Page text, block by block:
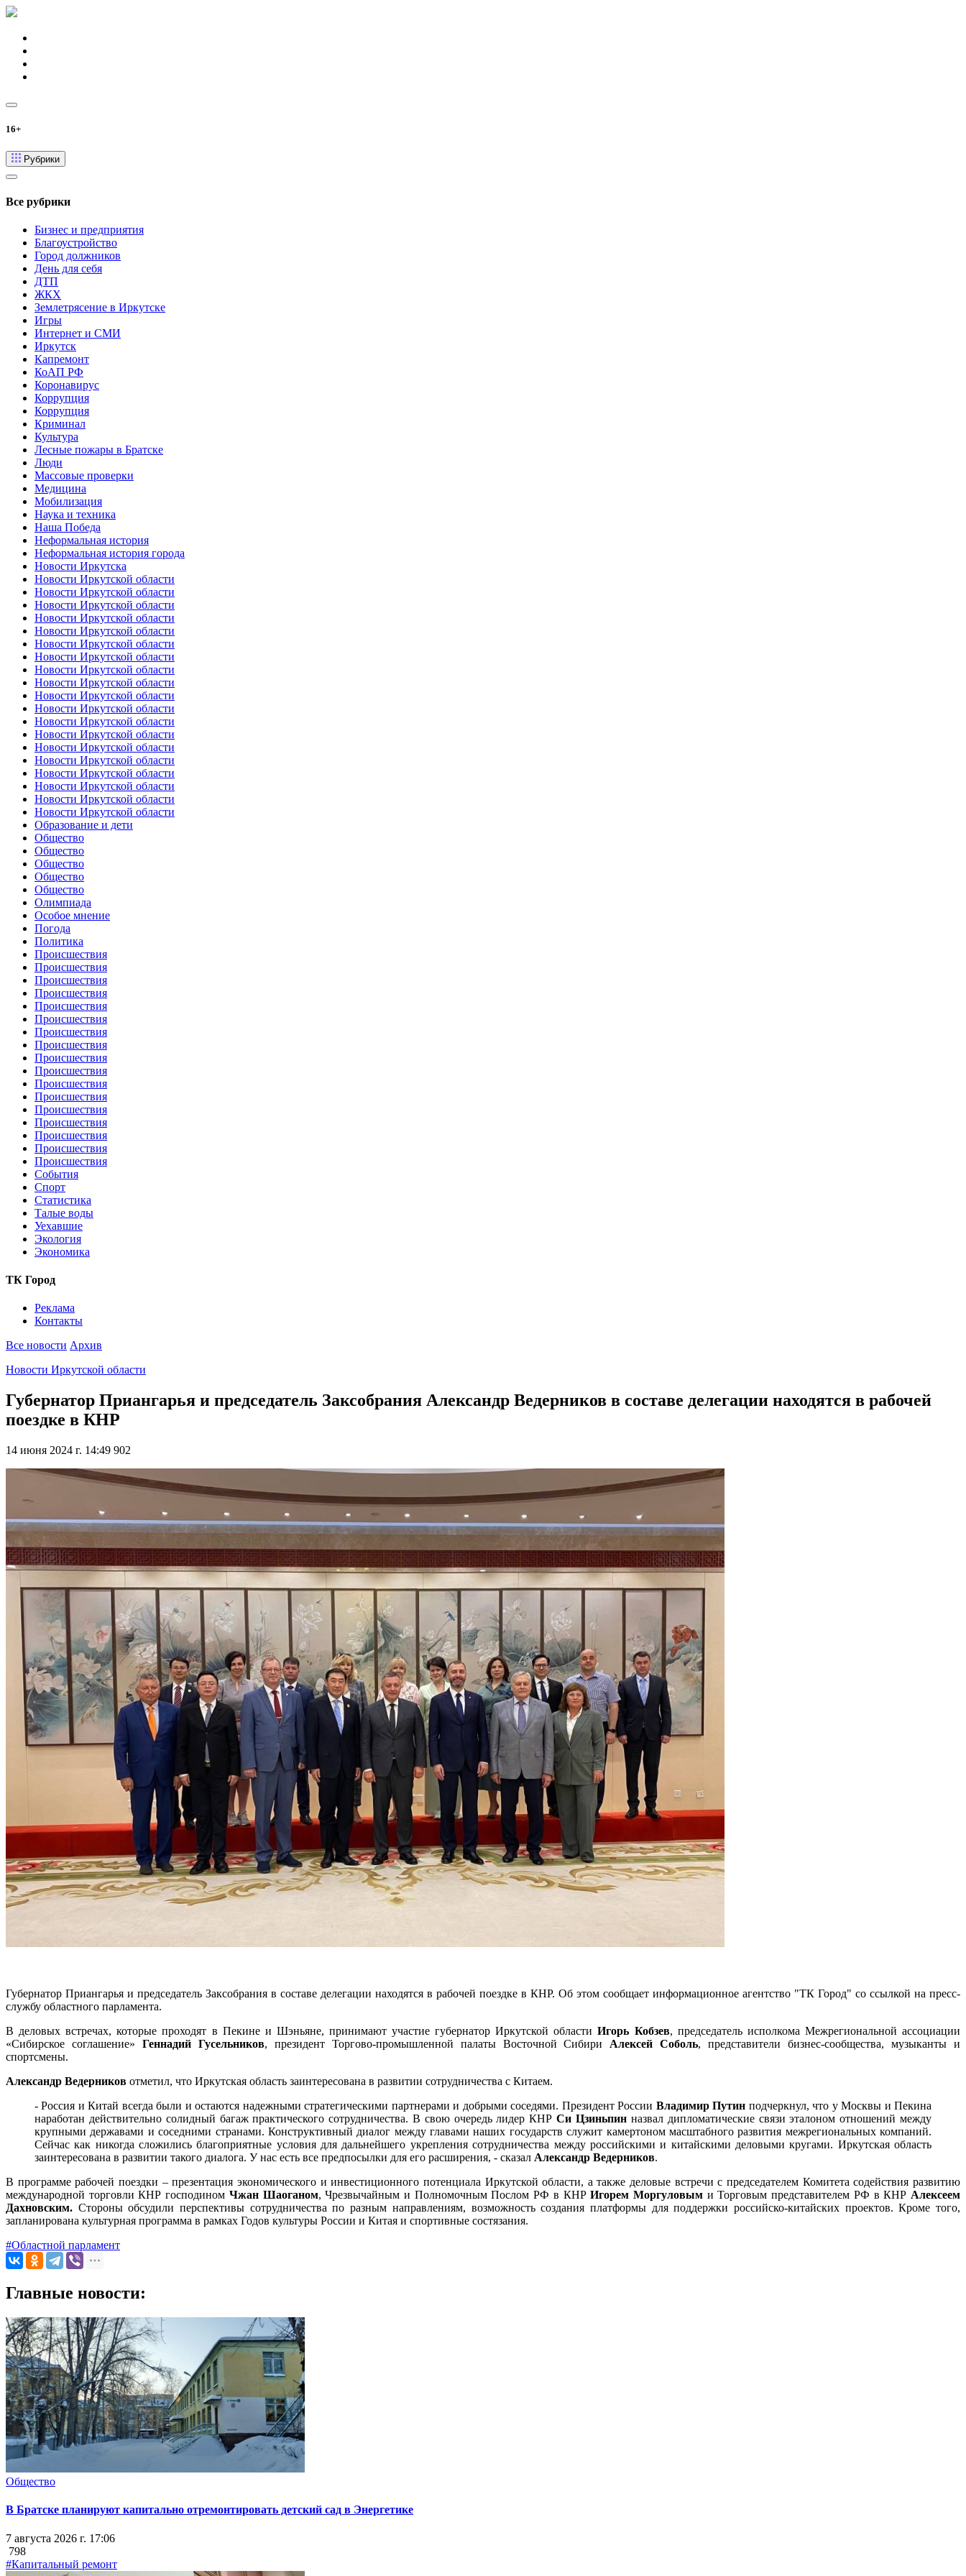
16+
Рубрики
Все рубрики
Бизнес и предприятия
Благоустройство
Город должников
День для себя
ДТП
ЖКХ
Землетрясение в Иркутске
Игры
Интернет и СМИ
Иркутск
Капремонт
КоАП РФ
Коронавирус
Коррупция
Коррупция
Криминал
Культура
Лесные пожары в Братске
Люди
Массовые проверки
Медицина
Мобилизация
Наука и техника
Наша Победа
Неформальная история
Неформальная история города
Новости Иркутска
Новости Иркутской области
Новости Иркутской области
Новости Иркутской области
Новости Иркутской области
Новости Иркутской области
Новости Иркутской области
Новости Иркутской области
Новости Иркутской области
Новости Иркутской области
Новости Иркутской области
Новости Иркутской области
Новости Иркутской области
Новости Иркутской области
Новости Иркутской области
Новости Иркутской области
Новости Иркутской области
Новости Иркутской области
Новости Иркутской области
Новости Иркутской области
Образование и дети
Общество
Общество
Общество
Общество
Общество
Олимпиада
Особое мнение
Погода
Политика
Происшествия
Происшествия
Происшествия
Происшествия
Происшествия
Происшествия
Происшествия
Происшествия
Происшествия
Происшествия
Происшествия
Происшествия
Происшествия
Происшествия
Происшествия
Происшествия
Происшествия
События
Спорт
Статистика
Талые воды
Уехавшие
Экология
Экономика
ТК Город
Реклама
Контакты
Все новости Архив
Новости Иркутской области
Губернатор Приангарья и председатель Заксобрания Александр Ведерников в составе делегации находятся в рабочей
поездке в КНР
14 июня 2024 г. 14:49 902
Губернатор Приангарья и председатель Заксобрания в составе делегации находятся в рабочей поездке в КНР. Об этом сообщает информационное агентство "ТК Город" со ссылкой на пресс-
службу областного парламента.
В деловых встречах, которые проходят в Пекине и Шэньяне, принимают участие губернатор Иркутской областиИгорь Кобзев, председатель исполкома Межрегиональной ассоциации
«Сибирское соглашение» Геннадий Гусельников, президент Торгово-промышленной палаты Восточной Сибири Алексей Соболь, представители бизнес-сообщества, музыканты и
спортсмены.
Александр Ведерников отметил, что Иркутская область заинтересована в развитии сотрудничества с Китаем.
- Россия и Китай всегда были и остаются надежными стратегическими партнерами и добрыми соседями. Президент России Владимир Путин подчеркнул, что у Москвы и Пекина
наработан действительно солидный багаж практического сотрудничества. В свою очередь лидер КНР Си Цзиньпин назвал дипломатические связи эталоном отношений между
крупными державами и соседними странами. Конструктивный диалог между главами наших государств служит камертоном масштабного развития межрегиональных компаний.
Сейчас как никогда сложились благоприятные условия для дальнейшего укрепления сотрудничества между российскими и китайскими деловыми кругами. Иркутская область
заинтересована в развитии такого диалога. У нас есть все предпосылки для его расширения, - сказал Александр Ведерников.
В программе рабочей поездки – презентация экономического и инвестиционного потенциала Иркутской области, а также деловые встречи с председателем Комитета содействия развитию
международной торговли КНР господином Чжан Шаоганом, Чрезвычайным и Полномочным Послом РФ в КНРИгорем Моргуловым и Торговым представителем РФ в КНР Алексеем
Дахновским. Стороны обсудили перспективы сотрудничества по разным направлениям, возможность создания платформы для поддержки российско-китайских проектов. Кроме того,
запланирована культурная программа в рамках Годов культуры России и Китая и спортивные состязания.
#Областной парламент
Главные новости:
Общество
В Братске планируют капитально отремонтировать детский сад в Энергетике
7 августа 2026 г. 17:06
798
#Капитальный ремонт